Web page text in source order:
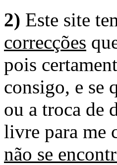
2) Este site
correcções
pois
consigo, e se
ou a troca de
livre para me
não se